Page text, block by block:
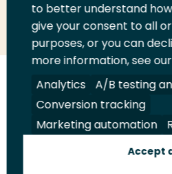
Deel
LinkedIn
Deel
op
Twitter
Deel
op
Facebook
Email
deze
pagina
Volg
ons
op
LinkedIn
Volg
ons
op
Facebook
Volg
ons
op
YouTube
Volg
ons
op
Instagram
Juridisch Security A-
to better understand how
give your consent to all
purposes, or you can
more information, see
Analytics
A/B testing
Conversion tracking
Marketing automation
Accept